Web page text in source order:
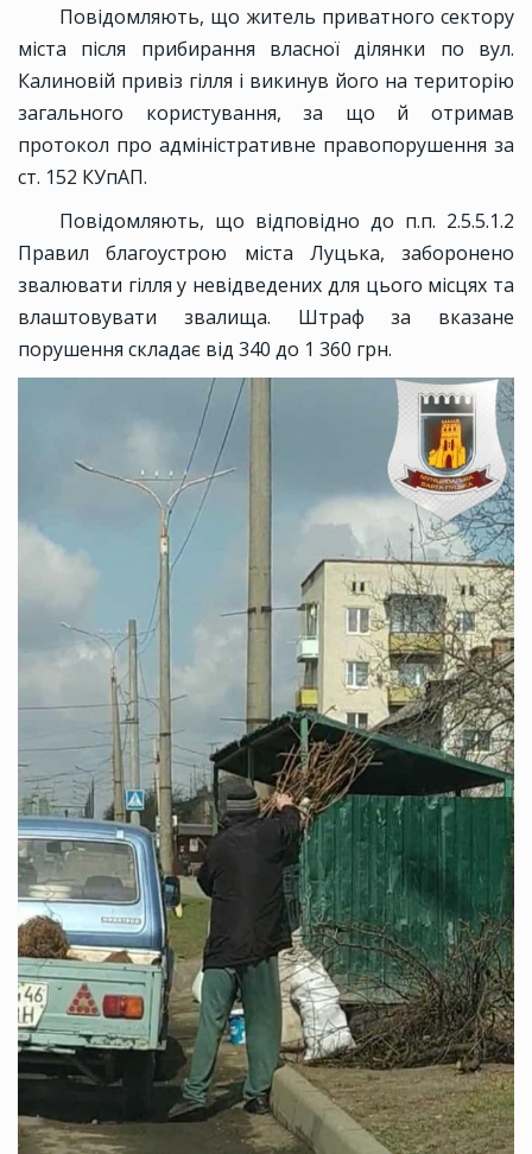
Повідомляють, що житель приватного сектору
міста після прибирання власної ділянки по вул.
Калиновій привіз гілля і викинув його на територію
загального користування, за що й отримав
протокол про адміністративне правопорушення за
ст. 152 КУпАП.
Повідомляють, що відповідно до п.п. 2.5.5.1.2
Правил благоустрою міста Луцька, заборонено
звалювати гілля у невідведених для цього місцях та
влаштовувати звалища. Штраф за вказане
порушення складає від 340 до 1 360 грн.